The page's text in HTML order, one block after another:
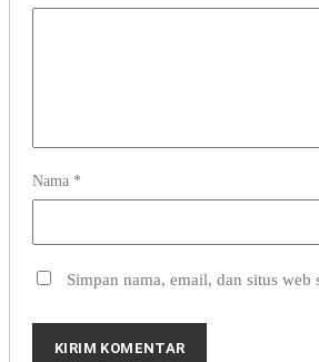
Nama *
Simpan nama, email, dan situs